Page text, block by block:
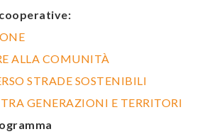
ALLA COMUNITÀ
STRADE SOSTENIBILI
GENERAZIONI E TERRITORI